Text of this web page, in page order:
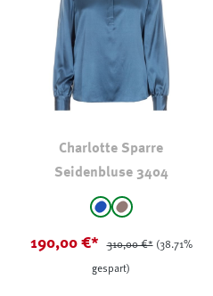
Charlotte Sparre
Seidenbluse 3404
auswählen
mittelblau
(Diese Option ist
taupe
190,00 €* 310,00 €* (38.71%
gespart)